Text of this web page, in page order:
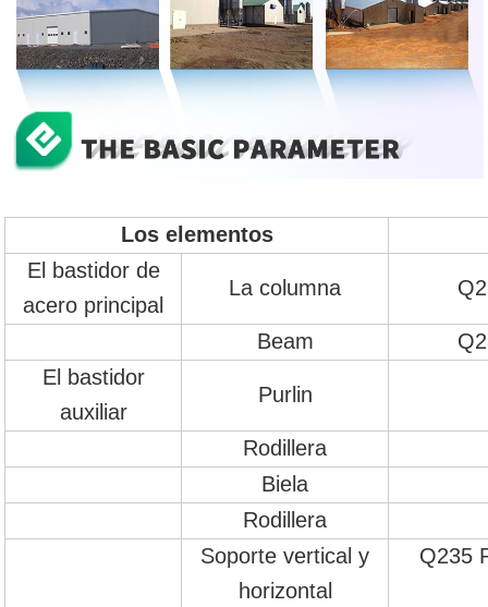
Los elementos
El bastidor de
acero principal
La columna
Beam
El bastidor
auxiliar
Purlin
Rodillera
Biela
Rodillera
Soporte vertical y
horizontal
Q235